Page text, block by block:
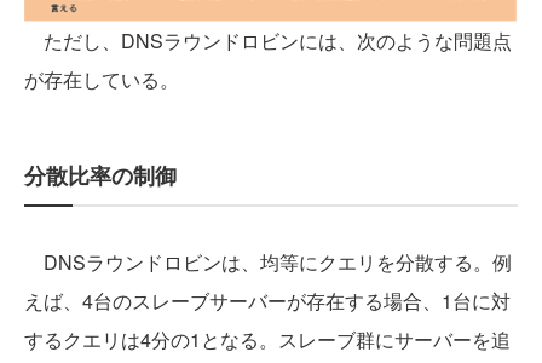
ただし、DNSラウンドロビンには、次のような問題点
が存在している。
分散比率の制御
DNSラウンドロビンは、均等にクエリを分散する。例
えば、4台のスレーブサーバーが存在する場合、1台に対
するクエリは4分の1となる。スレーブ群にサーバーを追